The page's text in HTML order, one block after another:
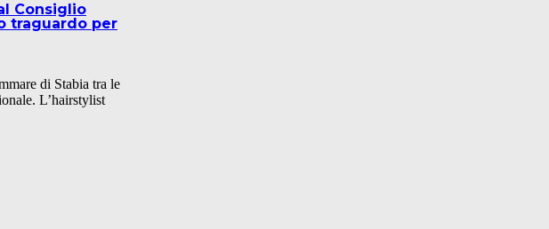
Consiglio
traguardo per
di Stabia tra le
L’hairstylist